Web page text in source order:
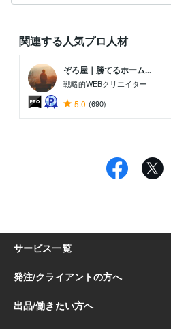
関連する人気プロ人材
ぞろ屋｜勝てるホーム...
戦略的WEBクリエイター
5.0 (690)